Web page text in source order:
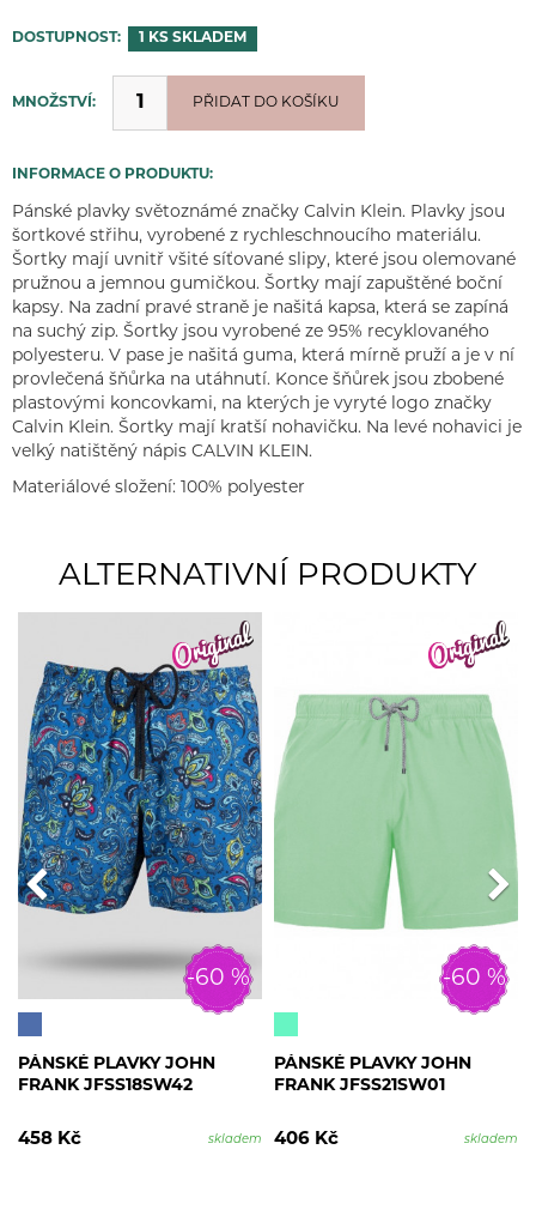
DOSTUPNOST: 1 KS SKLADEM
MNOŽSTVÍ:
PŘIDÁNO PŘIDAT DO KOŠÍKU
INFORMACE O PRODUKTU:
Pánské plavky světoznámé značky Calvin Klein. Plavky jsou
šortkové střihu, vyrobené z rychleschnoucího materiálu.
Šortky mají uvnitř všité síťované slipy, které jsou olemované
pružnou a jemnou gumičkou. Šortky mají zapuštěné boční
kapsy. Na zadní pravé straně je našitá kapsa, která se zapíná
na suchý zip. Šortky jsou vyrobené ze 95% recyklovaného
polyesteru. V pase je našitá guma, která mírně pruží a je v ní
provlečená šňůrka na utáhnutí. Konce šňůrek jsou zbobené
plastovými koncovkami, na kterých je vyryté logo značky
Calvin Klein. Šortky mají kratší nohavičku. Na levé nohavici je
velký natištěný nápis CALVIN KLEIN.
Materiálové složení: 100% polyester
ALTERNATIVNÍ PRODUKTY
-60 %
PÁNSKÉ PLAVKY JOHN
FRANK JFSS18SW42
458 Kč skladem
-60 %
PÁNSKÉ PLAVKY JOHN
FRANK JFSS21SW01
406 Kč skladem